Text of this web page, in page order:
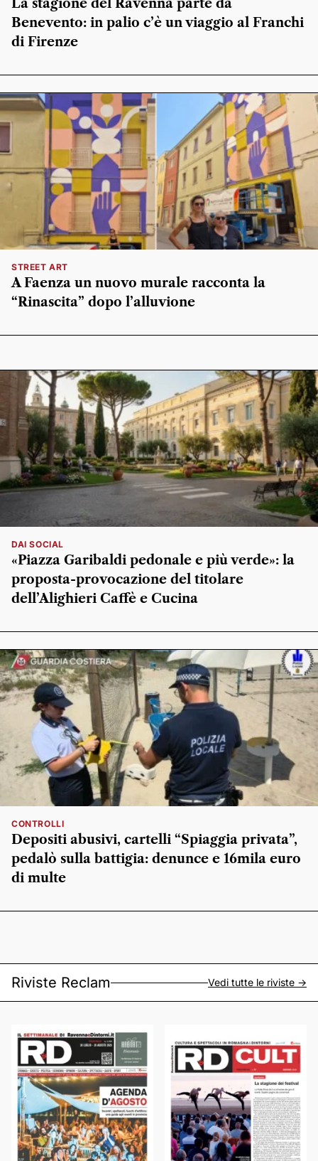
La stagione del Ravenna parte da
Benevento: in palio c’è un viaggio al Franchi
di Firenze
STREET ART
A Faenza un nuovo murale racconta la
“Rinascita” dopo l’alluvione
DAI SOCIAL
«Piazza Garibaldi pedonale e più verde»: la
proposta-provocazione del titolare
dell’Alighieri Caffè e Cucina
CONTROLLI
Depositi abusivi, cartelli “Spiaggia privata”,
pedalò sulla battigia: denunce e 16mila euro
di multe
Riviste Reclam Vedi tutte le riviste ->